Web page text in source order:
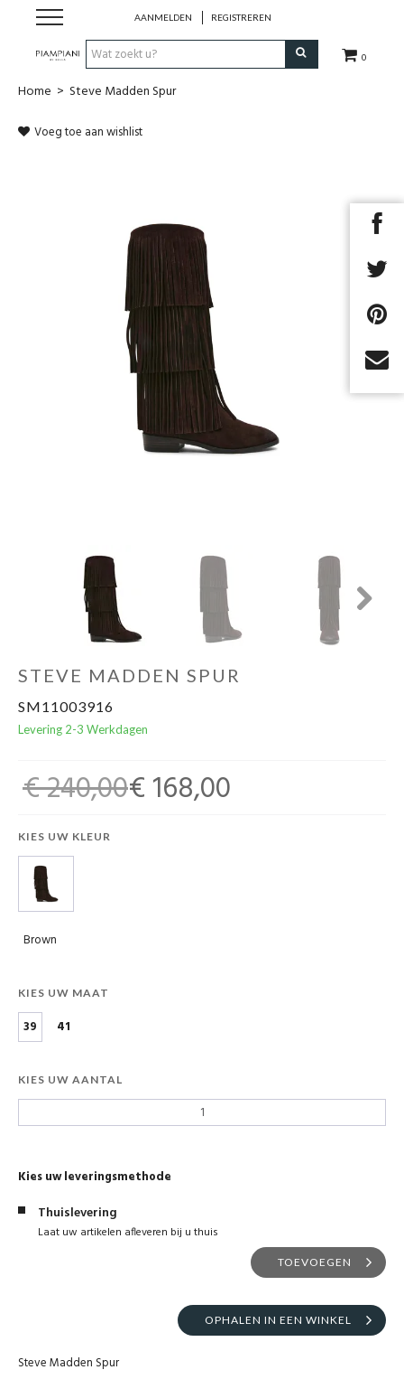
0
AANMELDEN REGISTREREN
Nieuwe Collectie
Home > Steve Madden Spur
Voeg toe aan wishlist
Next
STEVE MADDEN SPUR
SM11003916
Levering 2-3 Werkdagen
€ 240,00€ 168,00
KIES UW KLEUR
Brown
KIES UW MAAT
39 41
KIES UW AANTAL
Kies uw leveringsmethode
Thuislevering
Laat uw artikelen afleveren bij u thuis
TOEVOEGEN
OPHALEN IN EEN WINKEL
Steve Madden Spur